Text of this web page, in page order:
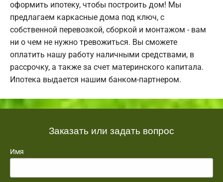
оформить ипотеку, чтобы построить дом! Мы
предлагаем каркасные дома под ключ, с
собственной перевозкой, сборкой и монтажом - вам
ни о чем не нужно тревожиться. Вы сможете
оплатить нашу работу наличными средствами, в
рассрочку, а также за счет материнского капитала.
Ипотека выдается нашим банком-партнером.
Заказать или задать вопрос
Имя